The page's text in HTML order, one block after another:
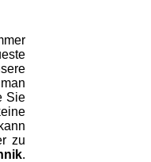
Sie
zu
.